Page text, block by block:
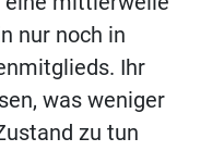
nur noch in
Ihr
was weniger
zu tun